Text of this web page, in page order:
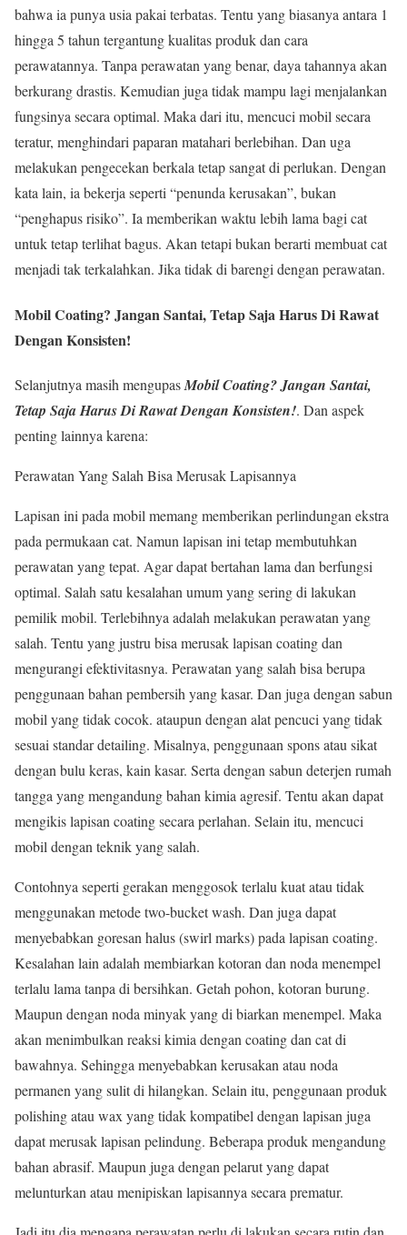
bahwa ia punya usia pakai terbatas. Tentu yang biasanya antara 1
hingga 5 tahun tergantung kualitas produk dan cara
perawatannya. Tanpa perawatan yang benar, daya tahannya akan
berkurang drastis. Kemudian juga tidak mampu lagi menjalankan
fungsinya secara optimal. Maka dari itu, mencuci mobil secara
teratur, menghindari paparan matahari berlebihan. Dan uga
melakukan pengecekan berkala tetap sangat di perlukan. Dengan
kata lain, ia bekerja seperti “penunda kerusakan”, bukan
“penghapus risiko”. Ia memberikan waktu lebih lama bagi cat
untuk tetap terlihat bagus. Akan tetapi bukan berarti membuat cat
menjadi tak terkalahkan. Jika tidak di barengi dengan perawatan.
Mobil Coating? Jangan Santai, Tetap Saja Harus Di Rawat
Dengan Konsisten!
Selanjutnya masih mengupasMobil Coating? Jangan Santai,
Tetap Saja Harus Di Rawat Dengan Konsisten!. Dan aspek
penting lainnya karena:
Perawatan Yang Salah Bisa Merusak Lapisannya
Lapisan ini pada mobil memang memberikan perlindungan ekstra
pada permukaan cat. Namun lapisan ini tetap membutuhkan
perawatan yang tepat. Agar dapat bertahan lama dan berfungsi
optimal. Salah satu kesalahan umum yang sering di lakukan
pemilik mobil. Terlebihnya adalah melakukan perawatan yang
salah. Tentu yang justru bisa merusak lapisan coating dan
mengurangi efektivitasnya. Perawatan yang salah bisa berupa
penggunaan bahan pembersih yang kasar. Dan juga dengan sabun
mobil yang tidak cocok. ataupun dengan alat pencuci yang tidak
sesuai standar detailing. Misalnya, penggunaan spons atau sikat
dengan bulu keras, kain kasar. Serta dengan sabun deterjen rumah
tangga yang mengandung bahan kimia agresif. Tentu akan dapat
mengikis lapisan coating secara perlahan. Selain itu, mencuci
mobil dengan teknik yang salah.
Contohnya seperti gerakan menggosok terlalu kuat atau tidak
menggunakan metode two-bucket wash. Dan juga dapat
menyebabkan goresan halus (swirl marks) pada lapisan coating.
Kesalahan lain adalah membiarkan kotoran dan noda menempel
terlalu lama tanpa di bersihkan. Getah pohon, kotoran burung.
Maupun dengan noda minyak yang di biarkan menempel. Maka
akan menimbulkan reaksi kimia dengan coating dan cat di
bawahnya. Sehingga menyebabkan kerusakan atau noda
permanen yang sulit di hilangkan. Selain itu, penggunaan produk
polishing atau wax yang tidak kompatibel dengan lapisan juga
dapat merusak lapisan pelindung. Beberapa produk mengandung
bahan abrasif. Maupun juga dengan pelarut yang dapat
melunturkan atau menipiskan lapisannya secara prematur.